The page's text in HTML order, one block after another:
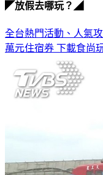
◤放假去哪玩？◢
全台熱門活動、人氣
萬元住宿券 下載食尚